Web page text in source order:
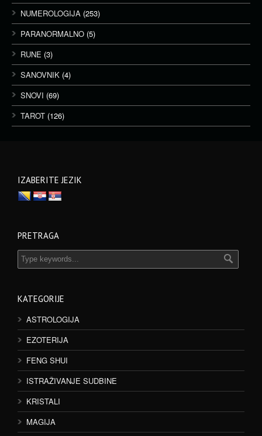
NUMEROLOGIJA (253)
PARANORMALNO (5)
RUNE (3)
SANOVNIK (4)
SNOVI (69)
TAROT (126)
IZABERITE JEZIK
PRETRAGA
KATEGORIJE
ASTROLOGIJA
EZOTERIJA
FENG SHUI
ISTRAŽIVANJE SUDBINE
KRISTALI
MAGIJA